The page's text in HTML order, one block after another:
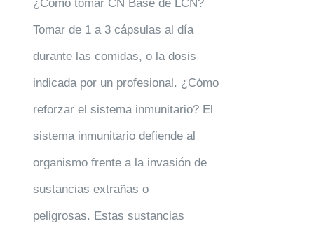
¿Cómo tomar CN Base de LCN?
Tomar de 1 a 3 cápsulas al día
durante las comidas, o la dosis
indicada por un profesional. ¿Cómo
reforzar el sistema inmunitario? El
sistema inmunitario defiende al
organismo frente a la invasión de
sustancias extrañas o
peligrosas. Estas sustancias